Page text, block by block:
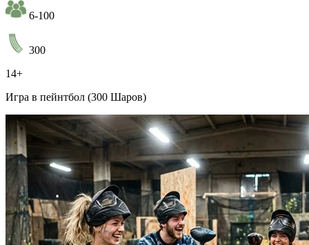
6-100
300
14+
Игра в пейнтбол (300 Шаров)